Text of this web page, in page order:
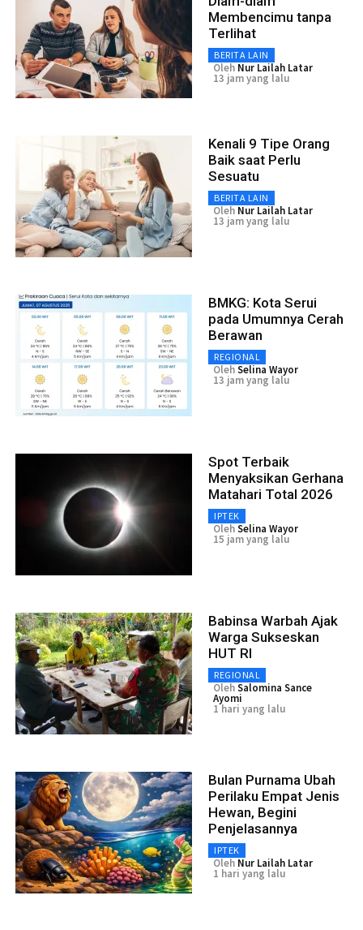
Membencimu tanpa
Terlihat
BERITA LAIN
Oleh Nur Lailah Latar
13 jam yang lalu
Kenali 9 Tipe Orang
Baik saat Perlu
Sesuatu
BERITA LAIN
Oleh Nur Lailah Latar
13 jam yang lalu
BMKG: Kota Serui
pada Umumnya Cerah
Berawan
REGIONAL
OlehSelina Wayor
13 jam yang lalu
Spot Terbaik
Menyaksikan Gerhana
Matahari Total 2026
IPTEK
OlehSelina Wayor
15 jam yang lalu
Babinsa Warbah Ajak
Warga Sukseskan
HUT RI
REGIONAL
OlehSalomina Sance
Ayomi
1 hari yang lalu
Bulan Purnama Ubah
Perilaku Empat Jenis
Hewan, Begini
Penjelasannya
IPTEK
Oleh Nur Lailah Latar
1 hari yang lalu